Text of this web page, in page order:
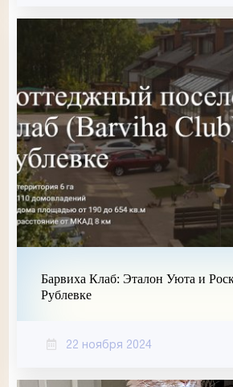
Барвиха Клаб: Эталон Уюта и
Рублевке
22 ноября 2024